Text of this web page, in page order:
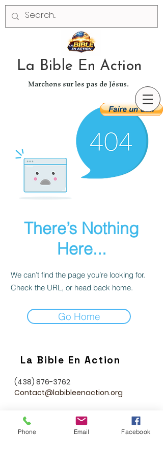
Marchons sur les pas de Jésus.
La Bible En Action
There’s Nothing
Here...
We can’t find the page you’re looking for.
Check the URL, or head back home.
Go Home
La Bible En Action
(438) 876-3762
Contact@labibleenaction.org
Phone Email Facebook